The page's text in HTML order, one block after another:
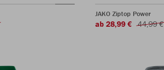
JAKO Ziptop Power
ab 28,99 € 44,99 €